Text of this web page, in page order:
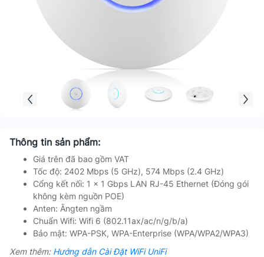
Thông tin sản phẩm:
Giá trên đã bao gồm VAT
Tốc độ: 2402 Mbps (5 GHz), 574 Mbps (2.4 GHz)
Cổng kết nối: 1 x 1 Gbps LAN RJ-45 Ethernet (Đóng gói
không kèm nguồn POE)
Anten: Ăngten ngầm
Chuẩn Wifi: Wifi 6 (802.11ax/ac/n/g/b/a)
Bảo mật: WPA-PSK, WPA-Enterprise (WPA/WPA2/WPA3)
Xem thêm: Hướng dẫn Cài Đặt WiFi UniFi